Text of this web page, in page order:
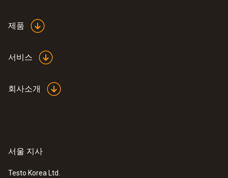
빠른 반응속도의 주걱 모양 표면 온도 프
로브(열전대 K타입) - 접근하기 어려운
좁은 지역이나 틈에서 믿을 수 있는 측정
제품
서비스
회사소개
서울 지사
Testo Korea Ltd.